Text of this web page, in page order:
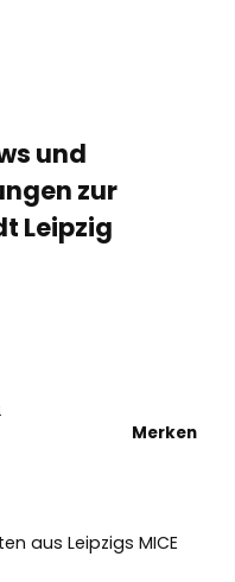
und
zur
Leipzig
Merken
aus Leipzigs MICE